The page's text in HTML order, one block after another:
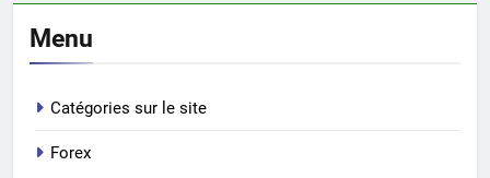
Menu
Catégories sur le site
Forex